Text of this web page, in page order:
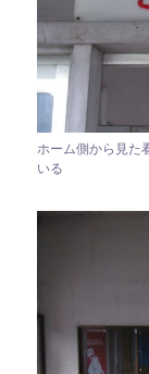
ホーム側から見た
いる